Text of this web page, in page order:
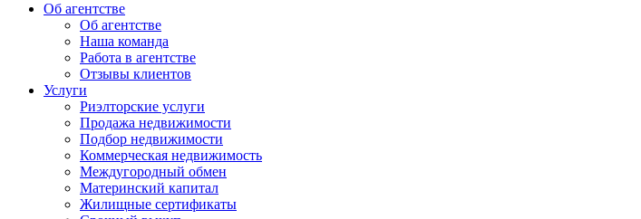
Об агентстве
Об агентстве
Наша команда
Работа в агентстве
Отзывы клиентов
Услуги
Риэлторские услуги
Продажа недвижимости
Подбор недвижимости
Коммерческая недвижимость
Междугородный обмен
Материнский капитал
Жилищные сертификаты